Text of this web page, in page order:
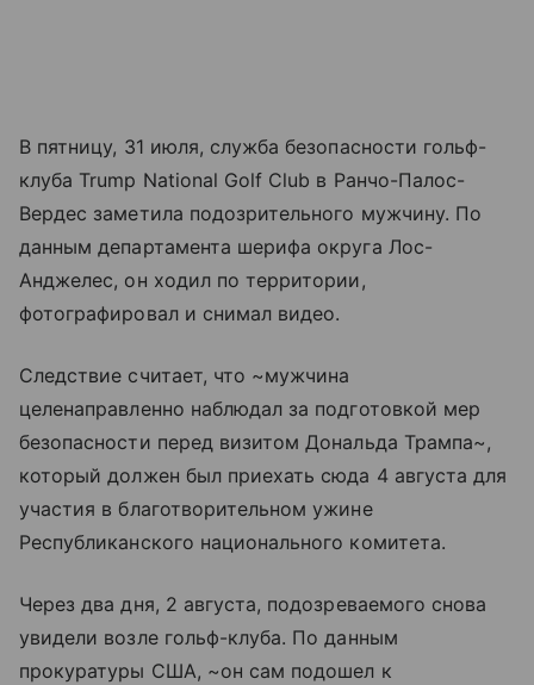
В пятницу, 31 июля, служба безопасности гольф-
клуба Trump National Golf Club в Ранчо-Палос-
Вердес заметила подозрительного мужчину. По
данным департамента шерифа округа Лос-
Анджелес, он ходил по территории,
фотографировал и снимал видео.
Следствие считает, что ~мужчина
целенаправленно наблюдал за подготовкой мер
безопасности перед визитом Дональда Трампа~,
который должен был приехать сюда 4 августа для
участия в благотворительном ужине
Республиканского национального комитета.
Через два дня, 2 августа, подозреваемого снова
увидели возле гольф-клуба. По данным
прокуратуры США, ~он сам подошел к